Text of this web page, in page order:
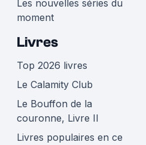
Les nouvelles séries du
moment
Livres
Top 2026 livres
Le Calamity Club
Le Bouffon de la
couronne, Livre II
Livres populaires en ce